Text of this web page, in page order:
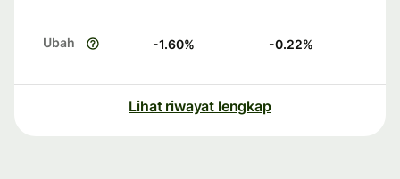
Ubah -1.60% -0.22%
Lihat riwayat lengkap